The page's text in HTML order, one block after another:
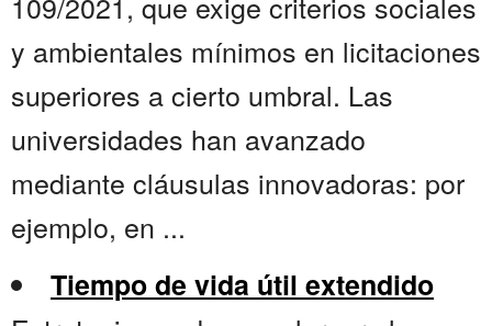
y ambientales mínimos en licitaciones
superiores a cierto umbral. Las
universidades han avanzado
mediante cláusulas innovadoras: por
ejemplo, en ...
Tiempo de vida útil extendido